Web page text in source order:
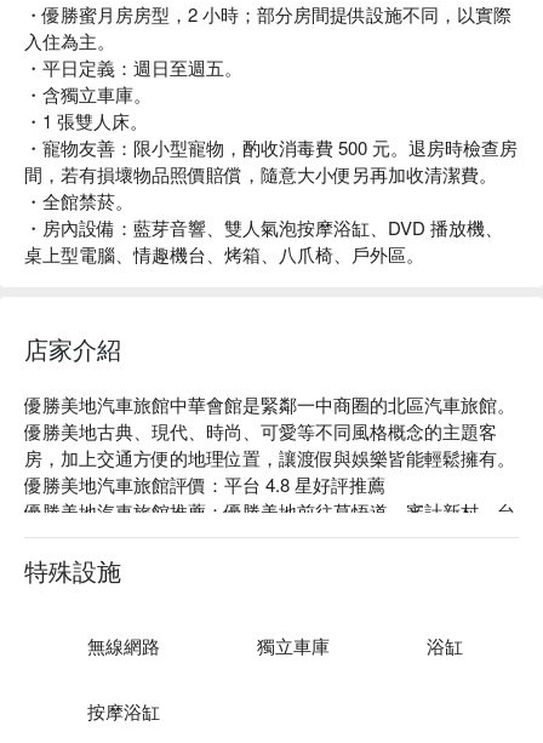
・優勝蜜月房房型，2 小時；部分房間提供設施不同，以實際
入住為主。
・平日定義：週日至週五。
・含獨立車庫。
・1 張雙人床。
・寵物友善：限小型寵物，酌收消毒費 500 元。退房時檢查房
間，若有損壞物品照價賠償，隨意大小便另再加收清潔費。
・全館禁菸。
・房內設備：藍芽音響、雙人氣泡按摩浴缸、DVD 播放機、
桌上型電腦、情趣機台、烤箱、八爪椅、戶外區。
店家介紹
優勝美地汽車旅館中華會館是緊鄰一中商圈的北區汽車旅館。
優勝美地古典、現代、時尚、可愛等不同風格概念的主題客
房，加上交通方便的地理位置，讓渡假與娛樂皆能輕鬆擁有。
優勝美地汽車旅館評價：平台 4.8 星好評推薦
優勝美地汽車旅館推薦：優勝美地前往草悟道、審計新村、台
鐵台中站等皆約 10 分鐘車程，觀光購物美食一網打盡。
優勝美地汽車旅館中華會館優惠、優勝美地汽車旅館中華會館
住宿方案、優勝美地汽車旅館中華會館休息方案立刻查看⬇︎
特殊設施
無線網路 獨立車庫 浴缸
按摩浴缸